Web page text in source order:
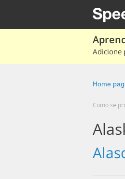
Adicione
Home
Como se